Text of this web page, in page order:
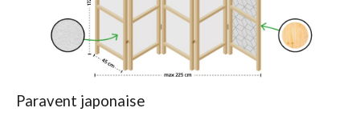
Paravent japonaise